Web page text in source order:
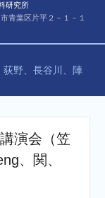
研究所
青葉区片平２－１－１
野、長谷川、陣
演会（笠
、関、